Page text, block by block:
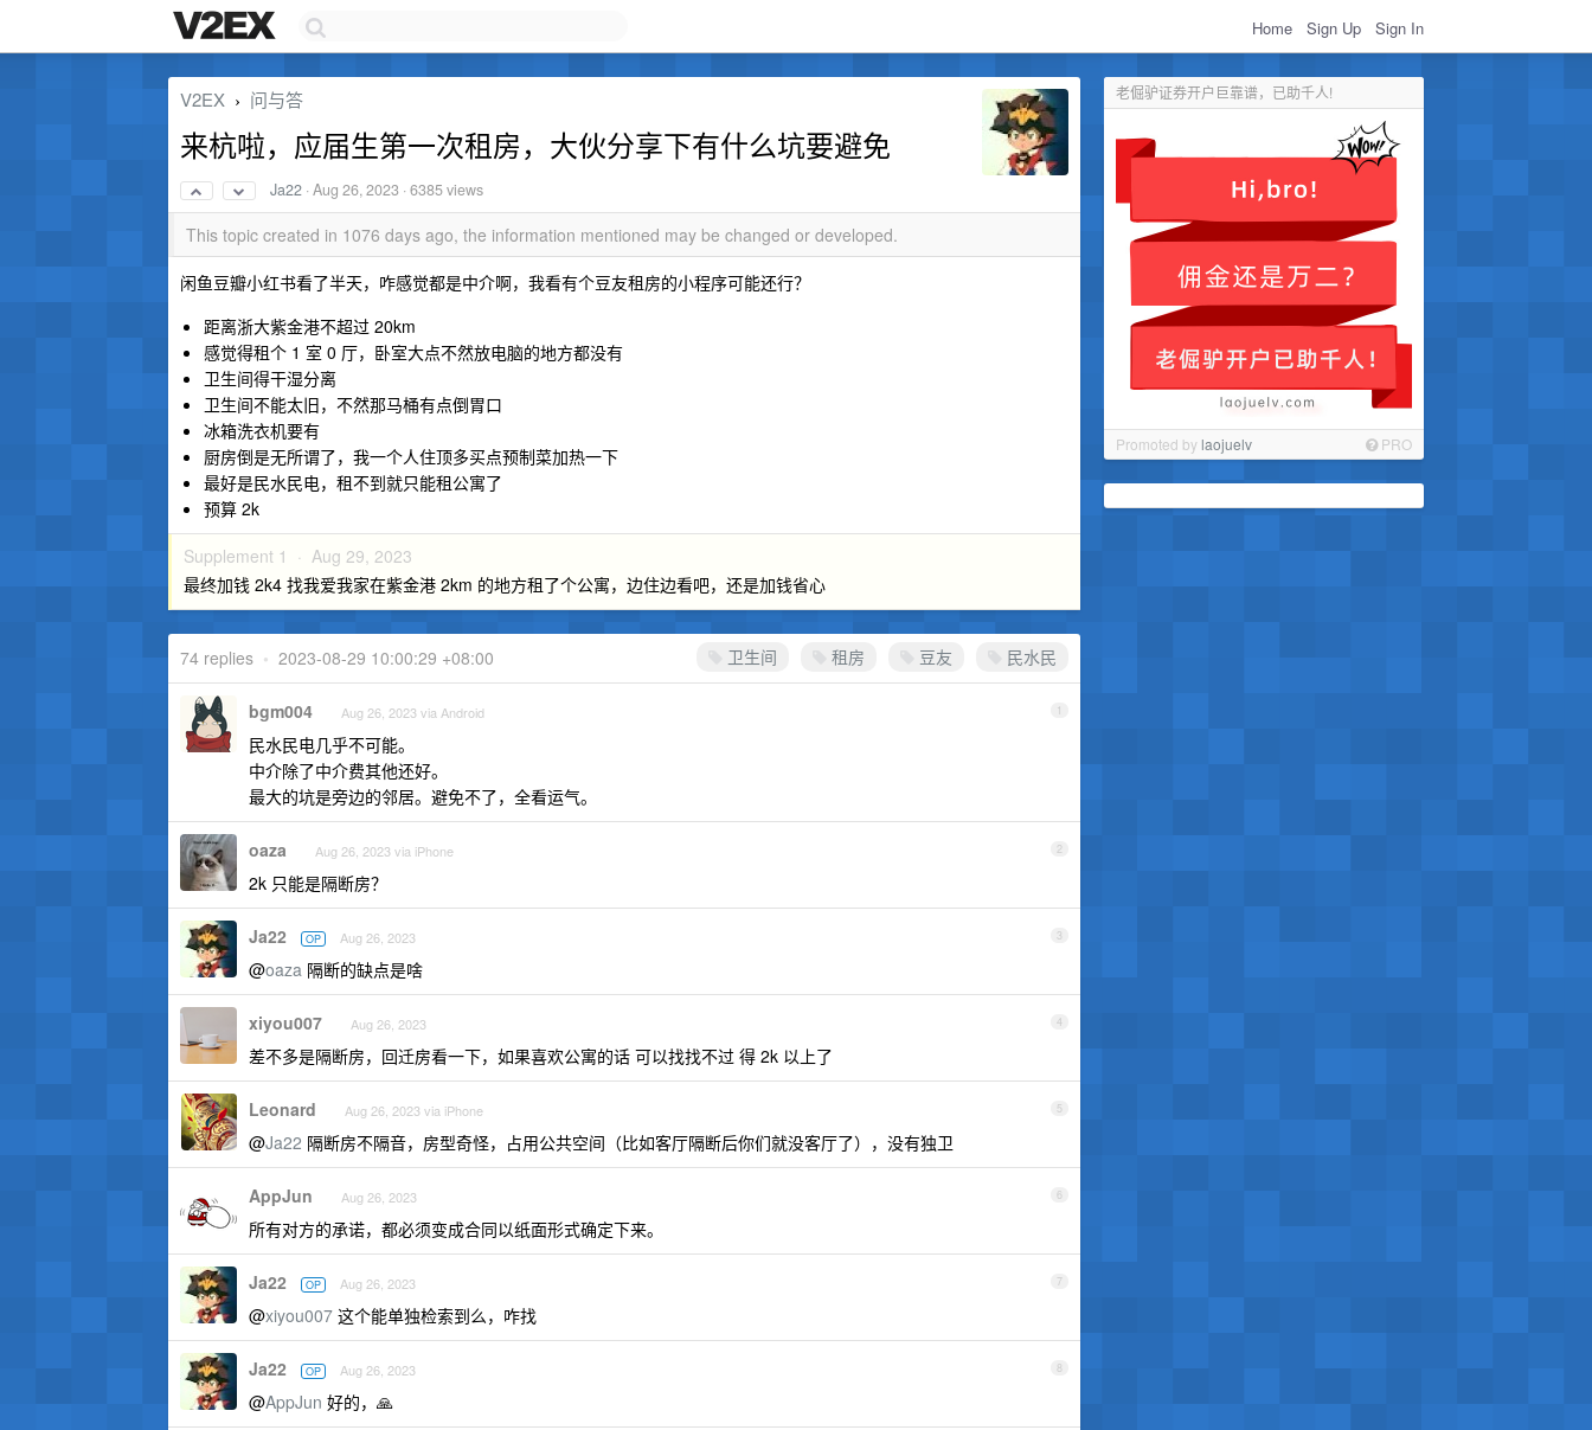
Home Sign Up Sign In
老倔驴证券开户巨靠谱，已助千人!
Promoted bylaojuelv PRO
V2EX › 问与答
来杭啦，应届生第一次租房，大伙分享下有什么坑要避免
Ja22 ·Aug 26, 2023 · 6385 views
This topic created in 1076 days ago, the information mentioned may be changed or developed.
闲鱼豆瓣小红书看了半天，咋感觉都是中介啊，我看有个豆友租房的小程序可能还行？
距离浙大紫金港不超过 20km
感觉得租个 1 室 0 厅，卧室大点不然放电脑的地方都没有
卫生间得干湿分离
卫生间不能太旧，不然那马桶有点倒胃口
冰箱洗衣机要有
厨房倒是无所谓了，我一个人住顶多买点预制菜加热一下
最好是民水民电，租不到就只能租公寓了
预算 2k
Supplement 1 · Aug 29, 2023
最终加钱 2k4 找我爱我家在紫金港 2km 的地方租了个公寓，边住边看吧，还是加钱省心
卫生间 租房 豆友 民水民
74 replies • 2023-08-29 10:00:29 +08:00
1
bgm004 Aug 26, 2023 via Android
民水民电几乎不可能。
中介除了中介费其他还好。
最大的坑是旁边的邻居。避免不了，全看运气。
2
oaza Aug 26, 2023 via iPhone
2k 只能是隔断房？
3
Ja22 OP Aug 26, 2023
@oaza 隔断的缺点是啥
4
xiyou007 Aug 26, 2023
差不多是隔断房，回迁房看一下，如果喜欢公寓的话 可以找找不过 得 2k 以上了
5
Leonard Aug 26, 2023 via iPhone
@Ja22 隔断房不隔音，房型奇怪，占用公共空间（比如客厅隔断后你们就没客厅了），没有独卫
6
AppJun Aug 26, 2023
所有对方的承诺，都必须变成合同以纸面形式确定下来。
7
Ja22 OP Aug 26, 2023
@xiyou007 这个能单独检索到么，咋找
8
Ja22 OP Aug 26, 2023
@AppJun 好的，🙏